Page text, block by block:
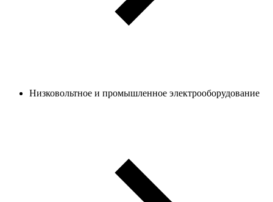
Низковольтное и промышленное электрооборудование